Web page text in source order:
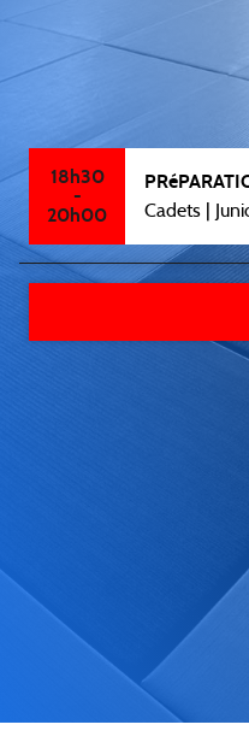
18h30
-
20h00
Cadets |